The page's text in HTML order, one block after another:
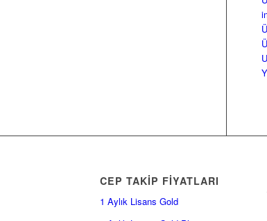
CEP TAKİP FİYATLARI
1 Aylık Lisans Gold